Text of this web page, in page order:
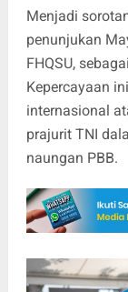
Menjadi
penunjukan
FHQSU,
Kepercayaan
internasional
prajurit TNI
naungan PBB.